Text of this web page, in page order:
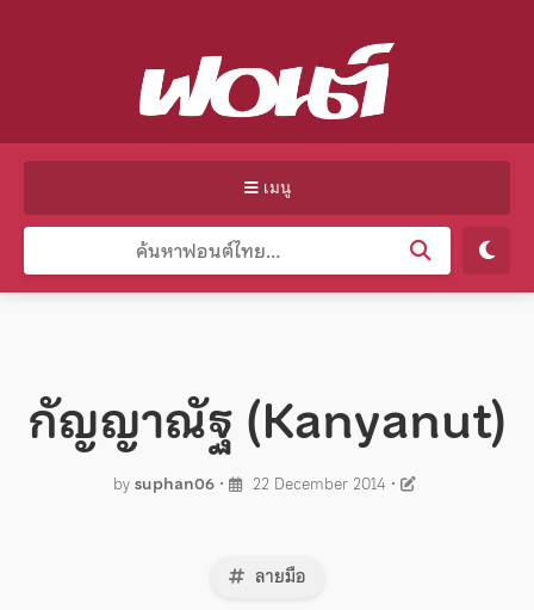
เมนู
กัญญาณัฐ (Kanyanut)
bysuphan06• 22 December 2014 •
ลายมือ